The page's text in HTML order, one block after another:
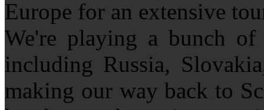
Europe for an extensive
We're playing a bunch of
including Russia,
making our way back to